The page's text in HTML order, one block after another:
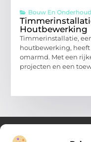
Bouw En Onderhoud
Houtbewerking
Timmerinstallatie,
houtbewerking,
omarmd. Met een
projecten en een